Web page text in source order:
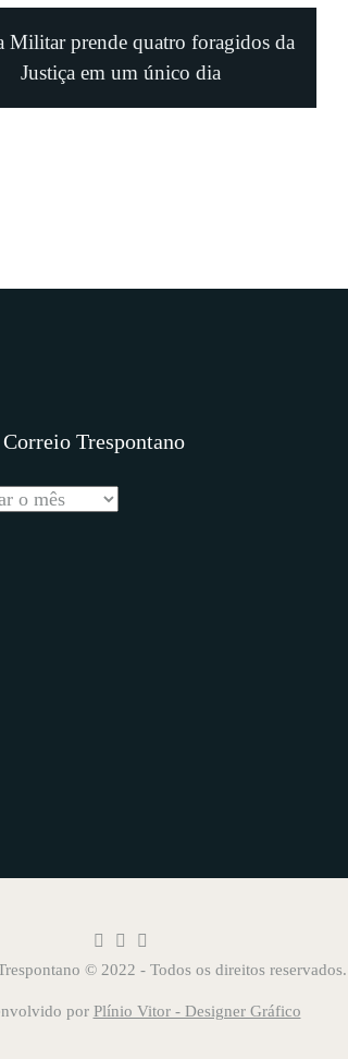
Militar prende quatro foragidos da
Justiça em um único dia
Trespontano
© 2022 - Todos os direitos reservados.
por Plínio Vitor - Designer Gráfico